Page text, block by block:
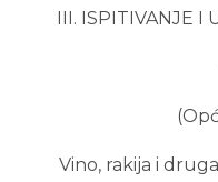
III. ISPITIVANJE I
Vino, rakija i